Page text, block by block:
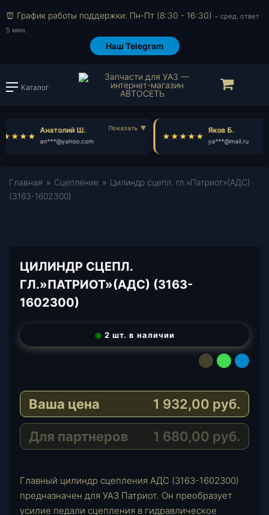
⏰ График работы поддержки: Пн-Пт (8:30 - 16:30) ~ сред. ответ
5 мин.
Наш Telegram
Каталог Войти или
Анатолий Ш.
an***@yahoo.com
Яков Б.
ya***@mail.ru
Главная » Сцепление » Цилиндр сцепл. гл.»Патриот»(АДС)
(3163-1602300)
ЦИЛИНДР СЦЕПЛ.
ГЛ.»ПАТРИОТ»(АДС) (3163-
1602300)
◉ 2 шт. в наличии
l
g
a
W
a
t
s
A
p
M
a
i
l
Ваша цена 1 932,00 руб.
Для партнеров 1 680,00 руб.
Главный цилиндр сцепления АДС (3163-1602300)
предназначен для УАЗ Патриот. Он преобразует
усилие педали сцепления в гидравлическое